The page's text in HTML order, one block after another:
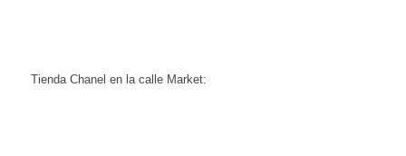
Tienda Chanel en la calle Market: